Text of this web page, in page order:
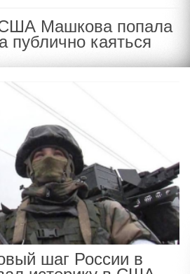
Машкова попала
публично каяться
шаг России в